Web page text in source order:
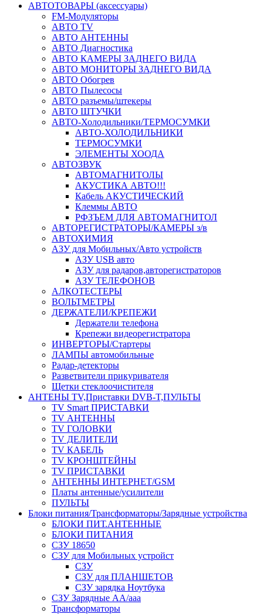
АВТОТОВАРЫ (аксессуары)
FM-Модуляторы
АВТО TV
АВТО АНТЕННЫ
АВТО Диагностика
АВТО КАМЕРЫ ЗАДНЕГО ВИДА
АВТО МОНИТОРЫ ЗАДНЕГО ВИДА
АВТО Обогрев
АВТО Пылесосы
АВТО разъемы/штекеры
АВТО ШТУЧКИ
АВТО-Холодильники/ТЕРМОСУМКИ
АВТО-ХОЛОДИЛЬНИКИ
ТЕРМОСУМКИ
ЭЛЕМЕНТЫ ХООДА
АВТОЗВУК
АВТОМАГНИТОЛЫ
АКУСТИКА АВТО!!!
Кабель АКУСТИЧЕСКИЙ
Клеммы АВТО
РФЗЪЕМ ДЛЯ АВТОМАГНИТОЛ
АВТОРЕГИСТРАТОРЫ/КАМЕРЫ з/в
АВТОХИМИЯ
АЗУ для Мобильных/Авто устройств
АЗУ USB авто
АЗУ для радаров,авторегистраторов
АЗУ ТЕЛЕФОНОВ
АЛКОТЕСТЕРЫ
ВОЛЬТМЕТРЫ
ДЕРЖАТЕЛИ/КРЕПЕЖИ
Держатели телефона
Крепежи видеорегистратора
ИНВЕРТОРЫ/Стартеры
ЛАМПЫ автомобильные
Радар-детекторы
Разветвители прикуривателя
Щетки стеклоочистителя
АНТЕНЫ ТV,Приставки DVB-T,ПУЛЬТЫ
TV Smart ПРИСТАВКИ
TV АНТЕННЫ
TV ГОЛОВКИ
TV ДЕЛИТЕЛИ
TV КАБЕЛЬ
TV КРОНШТЕЙНЫ
TV ПРИСТАВКИ
АНТЕННЫ ИНТЕРНЕТ/GSM
Платы антенные/усилители
ПУЛЬТЫ
Блоки питания/Трансформаторы/Зарядные устройства
БЛОКИ ПИТ.АНТЕННЫЕ
БЛОКИ ПИТАНИЯ
СЗУ 18650
СЗУ для Мобильных устройст
СЗУ
СЗУ для ПЛАНШЕТОВ
СЗУ зарядка Ноутбука
СЗУ Зарядные АА/ааа
Трансформаторы